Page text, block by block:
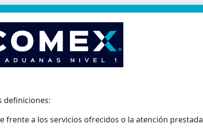
definiciones:
frente a los servicios ofrecidos o la atención